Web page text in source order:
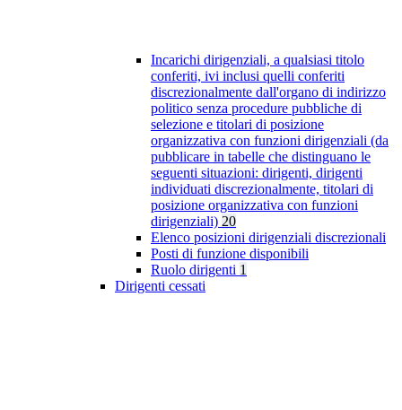
Incarichi dirigenziali, a qualsiasi titolo
conferiti, ivi inclusi quelli conferiti
discrezionalmente dall'organo di indirizzo
politico senza procedure pubbliche di
selezione e titolari di posizione
organizzativa con funzioni dirigenziali (da
pubblicare in tabelle che distinguano le
seguenti situazioni: dirigenti, dirigenti
individuati discrezionalmente, titolari di
posizione organizzativa con funzioni
dirigenziali) 20
Elenco posizioni dirigenziali discrezionali
Posti di funzione disponibili
Ruolo dirigenti 1
Dirigenti cessati